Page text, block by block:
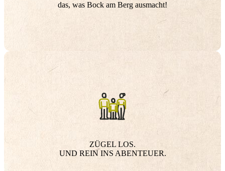
das, was Bock am Berg ausmacht!
ZÜGEL LOS.
UND REIN INS ABENTEUER.